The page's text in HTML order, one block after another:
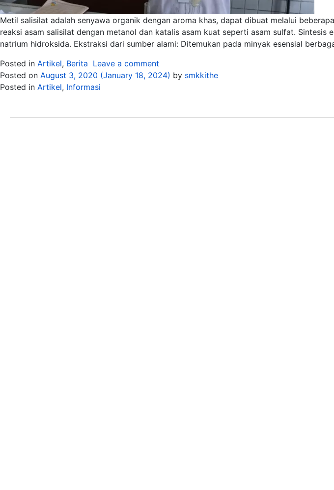
Metil salisilat adalah senyawa organik dengan aroma khas, dapat dibuat melalui
reaksi asam salisilat dengan metanol dan katalis asam kuat seperti asam sulfat.
natrium hidroksida. Ekstraksi dari sumber alami: Ditemukan pada minyak esensial
Posted in Artikel, Berita Leave a comment
Posted on August 3, 2020 (January 18, 2024) by smkkithe
Posted in Artikel, Informasi